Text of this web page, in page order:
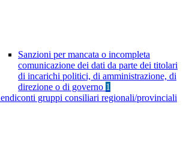
Sanzioni per mancata o incompleta
comunicazione dei dati da parte dei titolari
di incarichi politici, di amministrazione, di
direzione o di governo 1
gruppi consiliari regionali/provinciali